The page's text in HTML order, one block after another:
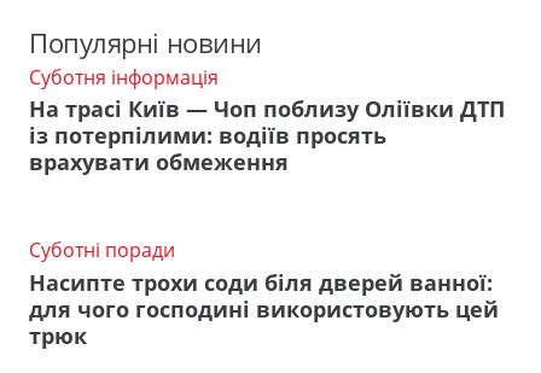
Популярні новини
Суботня інформація
На трасі Київ — Чоп поблизу Оліївки ДТП
із потерпілими: водіїв просять
врахувати обмеження
Суботні поради
Насипте трохи соди біля дверей ванної:
для чого господині використовують цей
трюк